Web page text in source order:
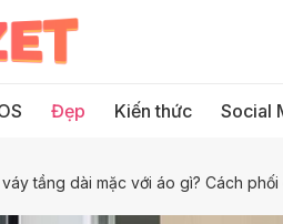
Đẹp Kiến thức Social
tầng dài mặc với áo gì? Cách